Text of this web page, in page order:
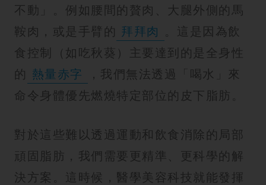
不動」。例如腰間的贅肉、大腿外側的馬
鞍肉，或是手臂的 拜拜肉
。這是因為飲
食控制（如吃秋葵）主要達到的是全身性
的 熱量赤字
，我們無法透過「喝水」來
命令身體優先燃燒特定部位的皮下脂肪。
對於這些難以透過運動和飲食消除的局部
頑固脂肪，我們需要更精準、更科學的解
決方案。這時候，醫學美容科技就能發揮